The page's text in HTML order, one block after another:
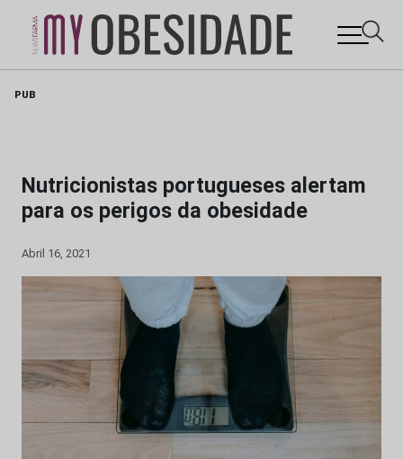
PUB
Nutricionistas portugueses alertam
para os perigos da obesidade
Abril 16, 2021